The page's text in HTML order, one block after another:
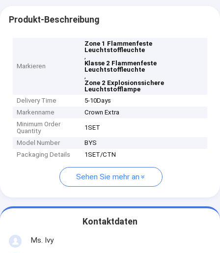
Produkt-Beschreibung
Markieren
Zone 1 Flammenfeste
Leuchtstoffleuchte
,
Klasse 2 Flammenfeste
Leuchtstoffleuchte
,
Zone 2 Explosionssichere
Leuchtstofflampe
Delivery Time
5-10Days
Markenname
Crown Extra
Minimum Order
Quantity
1SET
Model Number
BYS
Packaging Details
1SET/CTN
Sehen Sie mehr an
Kontaktdaten
Ms. Ivy